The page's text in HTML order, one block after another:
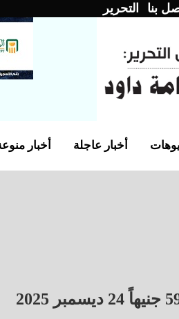
بنا التحرير
أخبار أخبار عاجلة